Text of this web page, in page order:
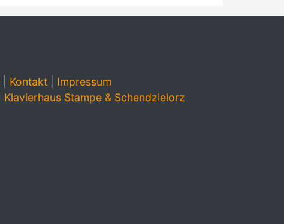
Kontakt| Impressum
Klavierhaus Stampe & Schendzielorz